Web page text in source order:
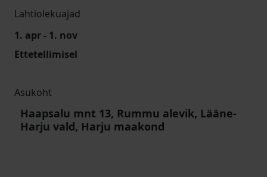
Lahtiolekuajad
1. apr - 1. nov
Ettetellimisel
Asukoht
Haapsalu mnt 13, Rummu alevik, Lääne-
Harju vald, Harju maakond